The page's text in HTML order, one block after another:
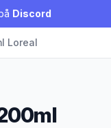
Discord
Loreal